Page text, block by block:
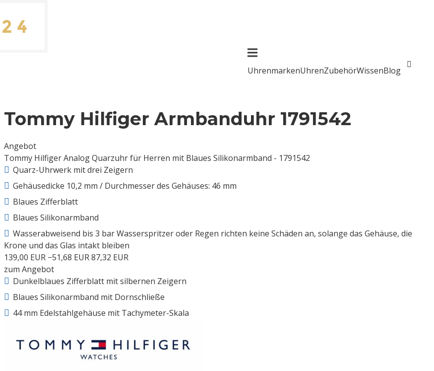
UhrenmarkenUhrenZubehörWissenBlog
Tommy Hilfiger Armbanduhr 1791542
Angebot
Tommy Hilfiger Analog Quarzuhr für Herren mit Blaues Silikonarmband - 1791542
Quarz-Uhrwerk mit drei Zeigern
Gehäusedicke 10,2 mm / Durchmesser des Gehäuses: 46 mm
Blaues Zifferblatt
Blaues Silikonarmband
Wasserabweisend bis 3 bar Wasserspritzer oder Regen richten keine Schäden an, solange das Gehäuse, die
Krone und das Glas intakt bleiben
139,00 EUR −51,68 EUR87,32 EUR
zum Angebot
Dunkelblaues Zifferblatt mit silbernen Zeigern
Blaues Silikonarmband mit Dornschließe
44 mm Edelstahlgehäuse mit Tachymeter-Skala